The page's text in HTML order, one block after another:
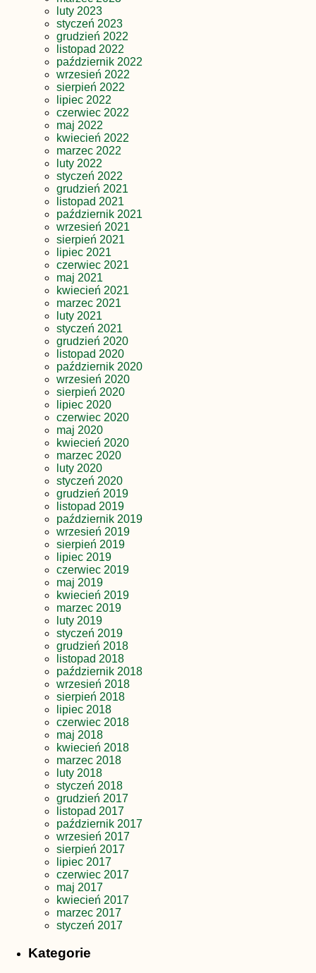
luty 2023
styczeń 2023
grudzień 2022
listopad 2022
październik 2022
wrzesień 2022
sierpień 2022
lipiec 2022
czerwiec 2022
maj 2022
kwiecień 2022
marzec 2022
luty 2022
styczeń 2022
grudzień 2021
listopad 2021
październik 2021
wrzesień 2021
sierpień 2021
lipiec 2021
czerwiec 2021
maj 2021
kwiecień 2021
marzec 2021
luty 2021
styczeń 2021
grudzień 2020
listopad 2020
październik 2020
wrzesień 2020
sierpień 2020
lipiec 2020
czerwiec 2020
maj 2020
kwiecień 2020
marzec 2020
luty 2020
styczeń 2020
grudzień 2019
listopad 2019
październik 2019
wrzesień 2019
sierpień 2019
lipiec 2019
czerwiec 2019
maj 2019
kwiecień 2019
marzec 2019
luty 2019
styczeń 2019
grudzień 2018
listopad 2018
październik 2018
wrzesień 2018
sierpień 2018
lipiec 2018
czerwiec 2018
maj 2018
kwiecień 2018
marzec 2018
luty 2018
styczeń 2018
grudzień 2017
listopad 2017
październik 2017
wrzesień 2017
sierpień 2017
lipiec 2017
czerwiec 2017
maj 2017
kwiecień 2017
marzec 2017
styczeń 2017
Kategorie